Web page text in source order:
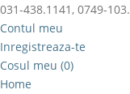
031-438.1141, 0749-
Contul meu
Inregistreaza-te
Cosul meu (0)
Home